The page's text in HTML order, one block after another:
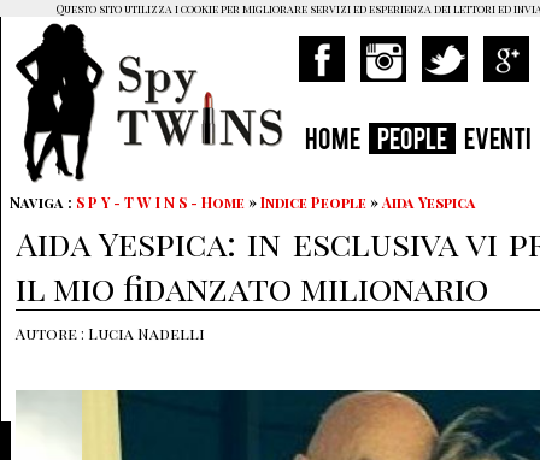
HOME PEOPLE EVENTI
Naviga : S P Y - T W I N S - Home »Indice People »Aida Yespica
Aida Yespica: in esclusiva vi
il mio fidanzato milionario
Autore : Lucia Nadelli
Questo sito utilizza i cookie per migliorare servizi ed esperienza dei lettori ed